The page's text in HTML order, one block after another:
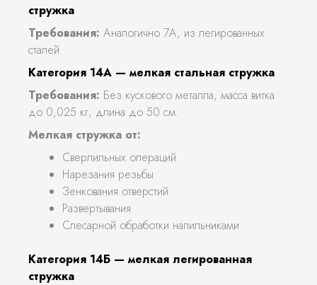
стружка
Требования: Аналогично 7А, из легированных
сталей.
Категория 14А — мелкая стальная стружка
Требования: Без кускового металла, масса витка
до 0,025 кг, длина до 50 см.
Мелкая стружка от:
Сверлильных операций
Нарезания резьбы
Зенкования отверстий
Развертывания
Слесарной обработки напильниками
Категория 14Б — мелкая легированная
стружка